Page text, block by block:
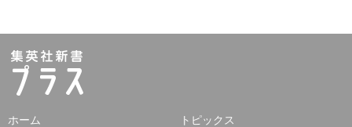
ホーム
トピックス